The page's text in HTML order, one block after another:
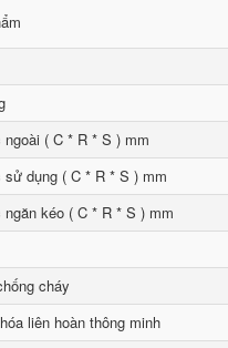
( C * R * S ) mm
dụng ( C * R * S ) mm
kéo ( C * R * S ) mm
cháy
liên hoàn thông minh